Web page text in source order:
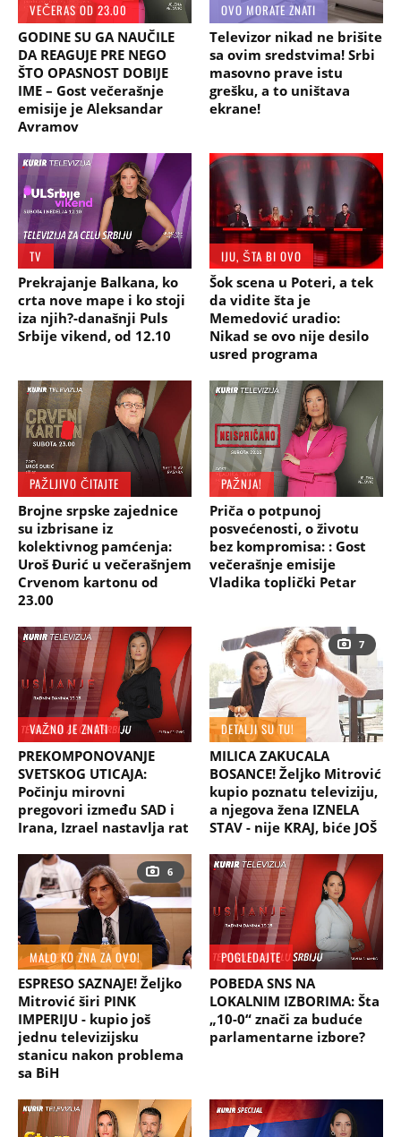
VEČERAS OD 23.00
GODINE SU GA NAUČILE
DA REAGUJE PRE NEGO
ŠTO OPASNOST DOBIJE
IME – Gost večerašnje
emisije je Aleksandar
Avramov
OVO MORATE ZNATI
Televizor nikad ne brišite
sa ovim sredstvima! Srbi
masovno prave istu
grešku, a to uništava
ekrane!
TV
Prekrajanje Balkana, ko
crta nove mape i ko stoji
iza njih?-današnji Puls
Srbije vikend, od 12.10
IJU, ŠTA BI OVO
Šok scena u Poteri, a tek
da vidite šta je
Memedović uradio:
Nikad se ovo nije desilo
usred programa
PAŽLJIVO ČITAJTE
Brojne srpske zajednice
su izbrisane iz
kolektivnog pamćenja:
Uroš Đurić u večerašnjem
Crvenom kartonu od
23.00
PAŽNJA!
Priča o potpunoj
posvećenosti, o životu
bez kompromisa: : Gost
večerašnje emisije
Vladika toplički Petar
VAŽNO JE ZNATI
PREKOMPONOVANJE
SVETSKOG UTICAJA:
Počinju mirovni
pregovori između SAD i
Irana, Izrael nastavlja rat
7
DETALJI SU TU!
MILICA ZAKUCALA
BOSANCE! Željko Mitrović
kupio poznatu televiziju,
a njegova žena IZNELA
STAV - nije KRAJ, biće JOŠ
6
MALO KO ZNA ZA OVO!
ESPRESO SAZNAJE! Željko
Mitrović širi PINK
IMPERIJU - kupio još
jednu televizijsku
stanicu nakon problema
sa BiH
POGLEDAJTE
POBEDA SNS NA
LOKALNIM IZBORIMA: Šta
„10-0“ znači za buduće
parlamentarne izbore?